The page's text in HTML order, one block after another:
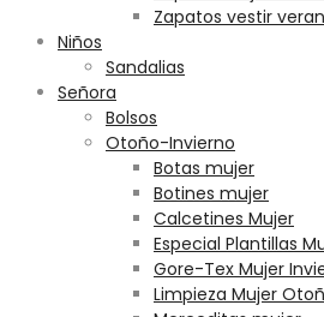
Zapatos vestir
Niños
Sandalias
Señora
Bolsos
Otoño-Invierno
Botas mujer
Botines mujer
Calcetines Mujer
Especial Plantillas
Gore-Tex Mujer
Limpieza Mujer